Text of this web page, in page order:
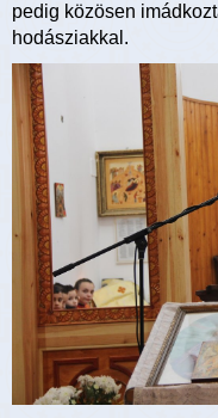
pedig közösen
hodásziakkal.